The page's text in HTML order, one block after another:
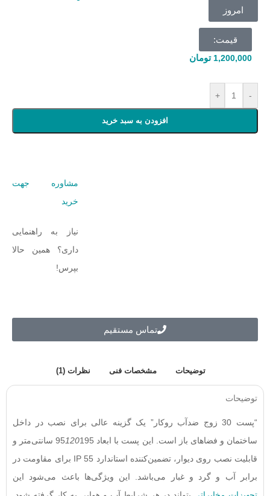
امروز
قیمت:
1,200,000 تومان
-
+
افزودن به سبد خرید
مشاوره جهت
خرید
نیاز به راهنمایی
داری؟ همین حالا
بپرس!
تماس مستقیم
توضیحات مشخصات فنی نظرات (1)
توضیحات
“پست 30 زوج ضدآب روکار” یک گزینه عالی برای نصب در داخل
ساختمان و فضاهای باز است. این پست با ابعاد 95
120
195 سانتی‌متر و
قابلیت نصب روی دیوار، تضمین‌کننده استاندارد IP 55 برای مقاومت در
برابر آب و گرد و غبار می‌باشد. این ویژگی‌ها باعث می‌شود این